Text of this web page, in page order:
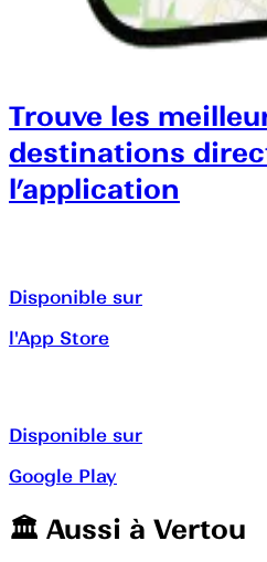
Trouve les
destinations
l’application
Disponible sur
l'App Store
Disponible sur
Google Play
🏛️️ Aussi à Vertou